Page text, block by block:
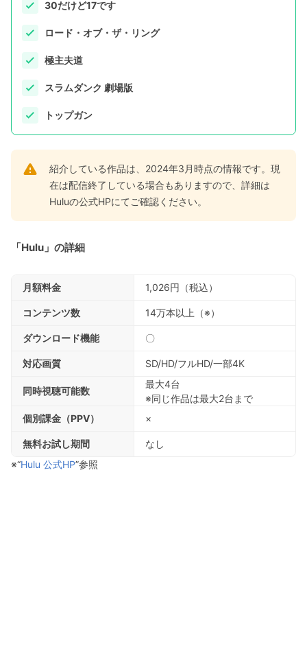
30だけど17です
ロード・オブ・ザ・リング
極主夫道
スラムダンク 劇場版
トップガン
紹介している作品は、2024年3月時点の情報です。現
在は配信終了している場合もありますので、詳細は
Huluの公式HPにてご確認ください。
「Hulu」の詳細
月額料金 1,026円（税込）
コンテンツ数 14万本以上（※）
ダウンロード機能 〇
対応画質 SD/HD/フルHD/一部4K
同時視聴可能数
最大4台
※同じ作品は最大2台まで
個別課金（PPV）
×
無料お試し期間
なし
※“Hulu 公式HP”参照